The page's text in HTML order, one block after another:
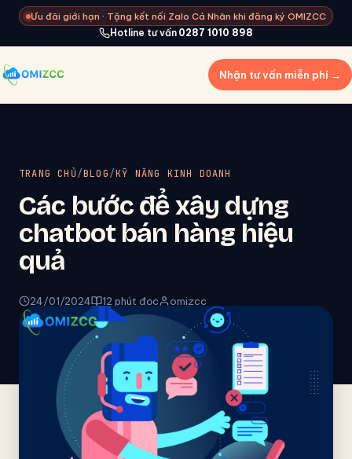
Ưu đãi giới hạn · Tặng kết nối Zalo Cá Nhân khi đăng ký OMIZCC
Hotline tư vấn 0287 1010 898
Nhận tư vấn miễn phí →
TRANG CHỦ/BLOG/KỸ NĂNG KINH DOANH
Các bước để xây dựng
chatbot bán hàng hiệu
quả
24/01/2024 12 phút đọc omizcc